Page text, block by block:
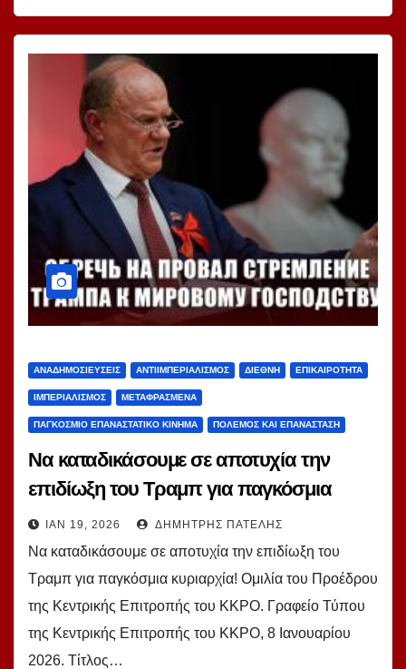
ΑΝΑΔΗΜΟΣΙΕΎΣΕΙΣ ΑΝΤΙΙΜΠΕΡΙΑΛΙΣΜΌΣ ΔΙΕΘΝΉ ΕΠΙΚΑΙΡΌΤΗΤΑ
ΙΜΠΕΡΙΑΛΙΣΜΌΣ ΜΕΤΑΦΡΑΣΜΈΝΑ
ΠΑΓΚΌΣΜΙΟ ΕΠΑΝΑΣΤΑΤΙΚΌ ΚΊΝΗΜΑ ΠΌΛΕΜΟΣ ΚΑΙ ΕΠΑΝΆΣΤΑΣΗ
Να καταδικάσουμε σε αποτυχία την
επιδίωξη του Τραμπ για παγκόσμια
κυριαρχία! Του Γκ. Ζιουγκάνοφ,
Προέδρου της ΚΕ του ΚΚΡO
ΙΑΝ 19, 2026 ΔΗΜΉΤΡΗΣ ΠΑΤΈΛΗΣ
Να καταδικάσουμε σε αποτυχία την επιδίωξη του
Τραμπ για παγκόσμια κυριαρχία! Ομιλία του Προέδρου
της Κεντρικής Επιτροπής του ΚΚΡO. Γραφείο Τύπου
της Κεντρικής Επιτροπής του ΚΚΡO, 8 Ιανουαρίου
2026. Τίτλος…